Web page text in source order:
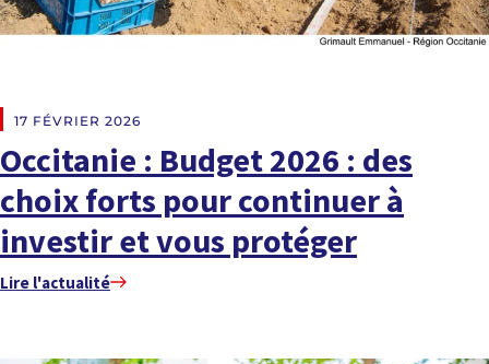
17 FÉVRIER 2026
Occitanie : Budget 2026 : des
choix forts pour continuer à
investir et vous protéger
Lire l'actualité